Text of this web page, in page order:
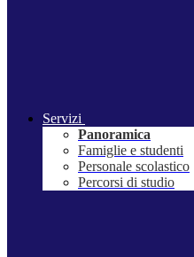
Servizi
Panoramica
Famiglie e studenti
Personale scolastico
Percorsi di studio